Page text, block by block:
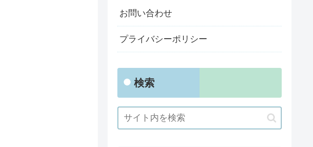
お問い合わせ
プライバシーポリシー
検索